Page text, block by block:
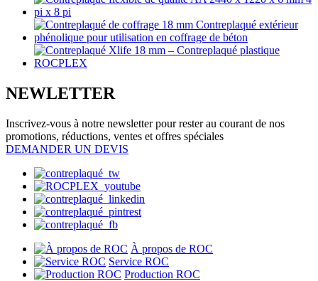
NEWLETTER
Inscrivez-vous à notre newsletter pour rester au courant de nos
promotions, réductions, ventes et offres spéciales
DEMANDER UN DEVIS
À propos de ROC
Service ROC
Production ROC